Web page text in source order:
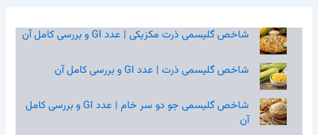
شاخص گلیسمی ذرت مکزیکی | عدد GI و بررسی کامل آن
شاخص گلیسمی ذرت | عدد GI و بررسی کامل آن
شاخص گلیسمی جو دو سر خام | عدد GI و بررسی کامل
آن